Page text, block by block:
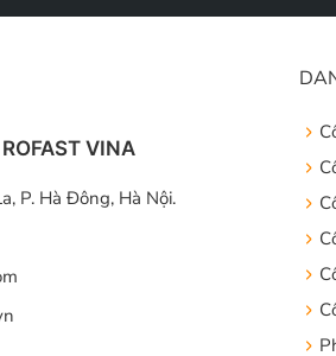
VINA
P. Hà Đông, Hà Nội.